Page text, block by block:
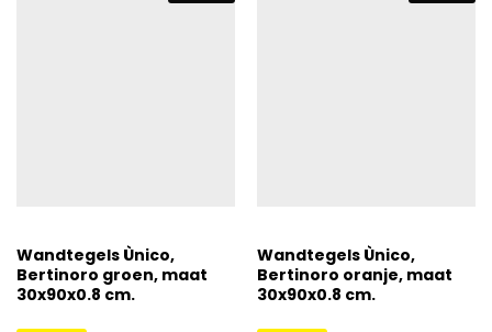
Wandtegels Ùnico,
Bertinoro groen, maat
30x90x0.8 cm.
Wandtegels Ùnico,
Bertinoro oranje, maat
30x90x0.8 cm.